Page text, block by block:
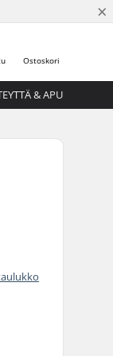
×
Ostoskori
& APU